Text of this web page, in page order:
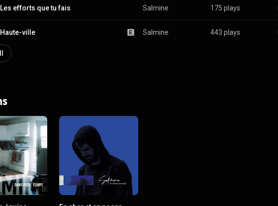
Les efforts que tu fais Salmine 175 plays
Haute-ville Salmine 443 plays